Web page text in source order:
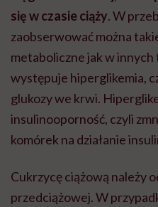
się w czasie ciąży. W
zaobserwować można
metaboliczne jak w
występuje hiperglikemia,
glukozy we krwi.
insulinooporność, czyli
komórek na działanie
Cukrzycę ciążową należy
przedciążowej. W